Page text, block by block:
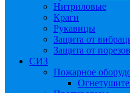
Нитриловые
Краги
Рукавицы
Защита от
Защита от порезов
СИЗ
Пожарное